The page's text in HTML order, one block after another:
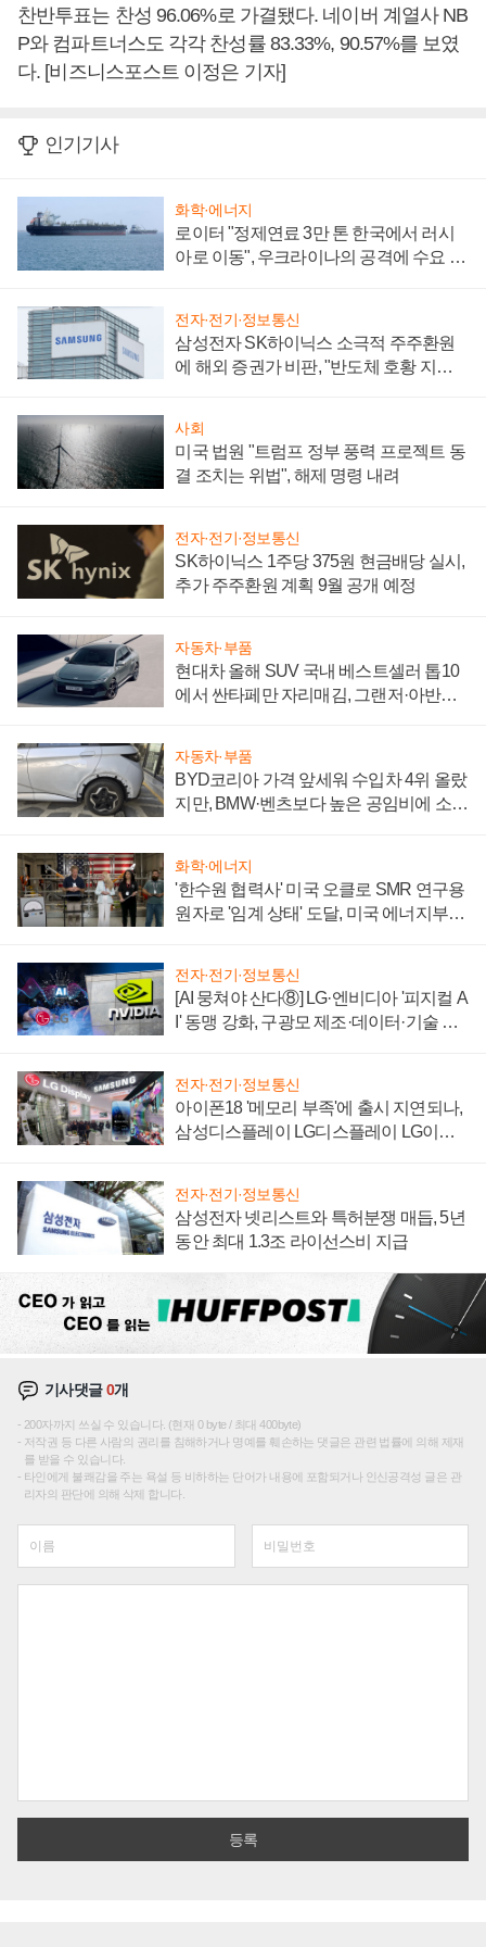
찬반투표는 찬성 96.06%로 가결됐다. 네이버 계열사 NB
P와 컴파트너스도 각각 찬성률 83.33%, 90.57%를 보였
다. [비즈니스포스트 이정은 기자]
인기기사
화학·에너지
로이터 "정제연료 3만 톤 한국에서 러시
아로 이동", 우크라이나의 공격에 수요 늘
전자·전기·정보통신
삼성전자 SK하이닉스 소극적 주주환원
에 해외 증권가 비판, "반도체 호황 지속
사회
미국 법원 "트럼프 정부 풍력 프로젝트 동
결 조치는 위법", 해제 명령 내려
전자·전기·정보통신
SK하이닉스 1주당 375원 현금배당 실시,
추가 주주환원 계획 9월 공개 예정
자동차·부품
현대차 올해 SUV 국내 베스트셀러 톱10
에서 싼타페만 자리매김, 그랜저·아반떼
자동차·부품
BYD코리아 가격 앞세워 수입차 4위 올랐
지만, BMW·벤츠보다 높은 공임비에 소비
화학·에너지
'한수원 협력사' 미국 오클로 SMR 연구용
원자로 '임계 상태' 도달, 미국 에너지부
전자·전기·정보통신
[AI 뭉쳐야 산다⑧] LG·엔비디아 '피지컬 A
I' 동맹 강화, 구광모 제조·데이터·기술 결
전자·전기·정보통신
아이폰18 '메모리 부족'에 출시 지연되나,
삼성디스플레이 LG디스플레이 LG이노
전자·전기·정보통신
삼성전자 넷리스트와 특허분쟁 매듭, 5년
동안 최대 1.3조 라이선스비 지급
기사댓글0개
200자까지 쓰실 수 있습니다. (현재 0 byte / 최대 400byte)
저작권 등 다른 사람의 권리를 침해하거나 명예를 훼손하는 댓글은 관련 법률에 의해 제재
를 받을 수 있습니다.
타인에게 불쾌감을 주는 욕설 등 비하하는 단어가 내용에 포함되거나 인신공격성 글은 관
리자의 판단에 의해 삭제 합니다.